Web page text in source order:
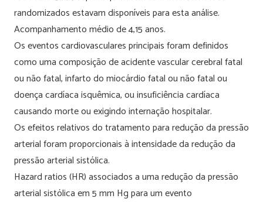
randomizados estavam disponíveis para esta análise.
Acompanhamento médio de 4,15 anos.
Os eventos cardiovasculares principais foram definidos
como uma composição de acidente vascular cerebral fatal
ou não fatal, infarto do miocárdio fatal ou não fatal ou
doença cardíaca isquêmica, ou insuficiência cardíaca
causando morte ou exigindo internação hospitalar.
Os efeitos relativos do tratamento para redução da pressão
arterial foram proporcionais à intensidade da redução da
pressão arterial sistólica.
Hazard ratios (HR) associados a uma redução da pressão
arterial sistólica em 5 mm Hg para um evento